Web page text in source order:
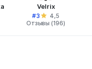
Velrix
#3
4,5
Отзывы (196)